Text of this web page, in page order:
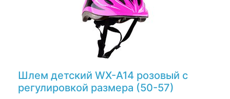
Шлем детский WX-A14 розовый с
регулировкой размера (50-57)